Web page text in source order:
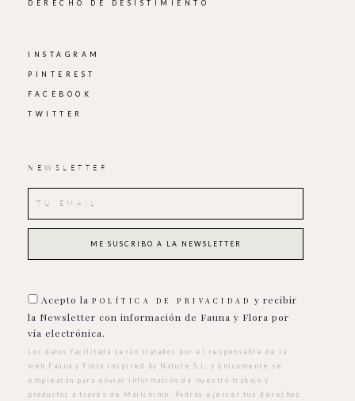
DERECHO DE DESISTIMIENTO
INSTAGRAM
PINTEREST
FACEBOOK
TWITTER
NEWSLETTER
Acepto la POLÍTICA DE PRIVACIDAD
y recibir
la Newsletter con información de Fauna y Flora por
vía electrónica.
Los datos facilitada serán tratados por el responsable de la
web Fauna y Flora Inspired by Nature S.L. y únicamente se
emplearán para enviar información de nuestro trabajo y
productos a través de Mailchimp. Podrás ejercer tus derechos